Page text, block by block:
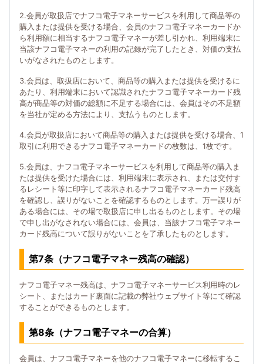
2.会員が取扱店でナフコ電子マネーサービスを利用して商品等の
購入または提供を受ける場合、会員のナフコ電子マネーカードか
ら利用額に相当するナフコ電子マネーが差し引かれ、利用端末に
当該ナフコ電子マネーの利用の記録が完了したとき、対価の支払
いがなされたものとします。
3.会員は、取扱店において、商品等の購入または提供を受けるに
あたり、利用端末において認識されたナフコ電子マネーカード残
高が商品等の対価の総額に不足する場合には、会員はその不足額
を当社が定める方法により、支払うものとします。
4.会員が取扱店において商品等の購入または提供を受ける場合、1
取引に利用できるナフコ電子マネーカードの枚数は、1枚です。
5.会員は、ナフコ電子マネーサービスを利用して商品等の購入ま
たは提供を受けた場合には、利用端末に表示され、または交付す
るレシート等に印字して表示されるナフコ電子マネーカード残高
を確認し、誤りがないことを確認するものとします。万一誤りが
ある場合には、その場で取扱店に申し出るものとします。その場
で申し出がなされない場合には、会員は、当該ナフコ電子マネー
カード残高について誤りがないことを了承したものとします。
第7条（ナフコ電子マネー残高の確認）
ナフコ電子マネー残高は、ナフコ電子マネーサービス利用時のレ
シート、またはカード裏面に記載の弊社ウェブサイト等にて確認
することができるものとします。
第8条（ナフコ電子マネーの合算）
会員は、ナフコ電子マネーを他のナフコ電子マネーに移転するこ